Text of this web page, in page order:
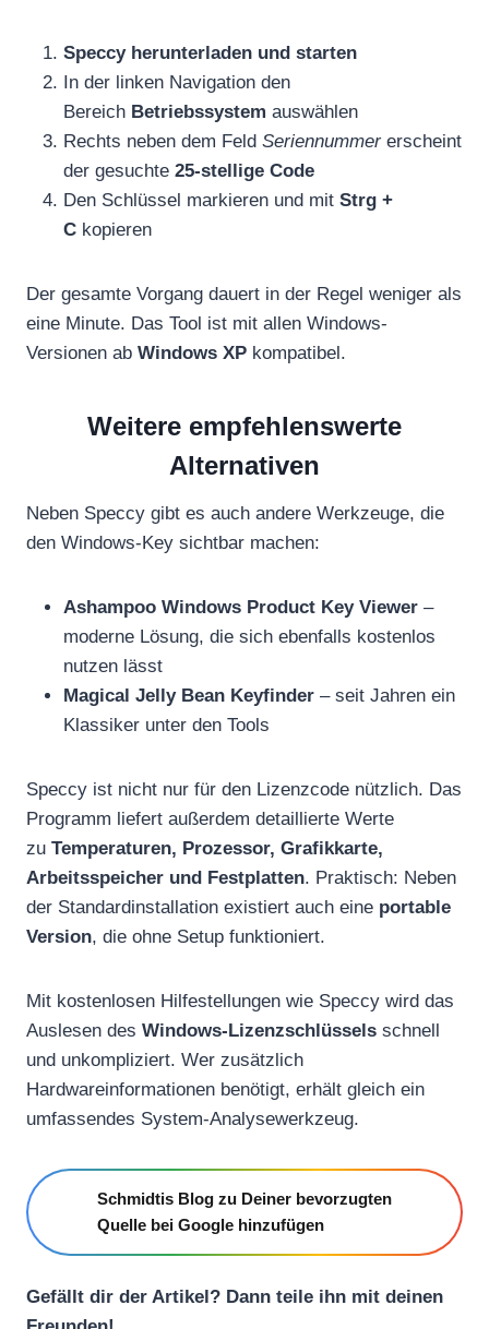
Speccy herunterladen und starten
In der linken Navigation den
Bereich Betriebssystem auswählen
Rechts neben dem Feld Seriennummererscheint
der gesuchte 25-stellige Code
Den Schlüssel markieren und mit Strg +
C kopieren
Der gesamte Vorgang dauert in der Regel weniger als
eine Minute. Das Tool ist mit allen Windows-
Versionen ab Windows XP kompatibel.
Weitere empfehlenswerte
Alternativen
Neben Speccy gibt es auch andere Werkzeuge, die
den Windows-Key sichtbar machen:
Ashampoo Windows Product Key Viewer –
moderne Lösung, die sich ebenfalls kostenlos
nutzen lässt
Magical Jelly Bean Keyfinder – seit Jahren ein
Klassiker unter den Tools
Speccy ist nicht nur für den Lizenzcode nützlich. Das
Programm liefert außerdem detaillierte Werte
zu Temperaturen, Prozessor, Grafikkarte,
Arbeitsspeicher und Festplatten. Praktisch: Neben
der Standardinstallation existiert auch eine portable
Version, die ohne Setup funktioniert.
Mit kostenlosen Hilfestellungen wie Speccy wird das
Auslesen des Windows-Lizenzschlüssels schnell
und unkompliziert. Wer zusätzlich
Hardwareinformationen benötigt, erhält gleich ein
umfassendes System-Analysewerkzeug.
Schmidtis Blog zu Deiner bevorzugten
Quelle bei Google hinzufügen
Gefällt dir der Artikel? Dann teile ihn mit deinen